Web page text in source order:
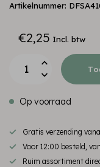
Artikelnummer:
€2,25 Incl. btw
Op voorraad
Gratis verzending
Voor 12:00 besteld,
Ruim assortiment